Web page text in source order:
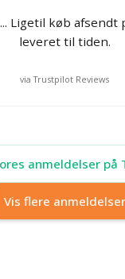
Ligetil køb afsendt
leveret til tiden.
via Trustpilot Reviews
anmeldelser på
Vis flere anmeldelser